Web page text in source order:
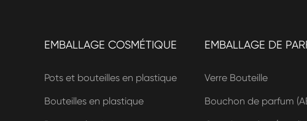
EMBALLAGE COSMÉTIQUE
Pots et bouteilles en plastique
Bouteilles en plastique
EMBALLAGE DE
Verre Bouteille
Bouchon de parfum